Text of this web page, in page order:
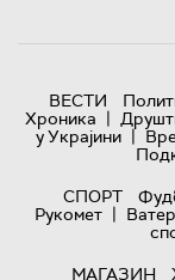
ВЕСТИ
Хроника |
у Украјини |
СПОРТ
Рукомет |
МАГАЗИН